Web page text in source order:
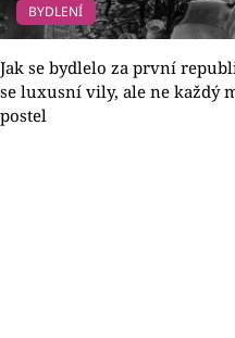
BYDLENÍ
Jak se bydlelo za první
se luxusní vily, ale ne každý
postel